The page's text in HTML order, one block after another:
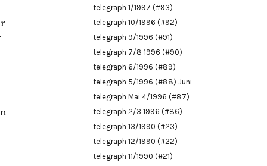
telegraph 1/1997 (#93)
telegraph 10/1996 (#92)
telegraph 9/1996 (#91)
telegraph 7/8 1996 (#90)
telegraph 6/1996 (#89)
telegraph 5/1996 (#88) Juni
telegraph Mai 4/1996 (#87)
telegraph 2/3 1996 (#86)
telegraph 13/1990 (#23)
telegraph 12/1990 (#22)
telegraph 11/1990 (#21)